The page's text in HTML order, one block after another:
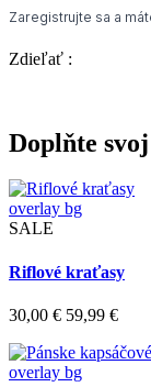
Zaregistrujte sa a
Zdieľať :
Doplňte
overlay bg
SALE
Riflové kraťasy
30,00 € 59,99 €
overlay bg